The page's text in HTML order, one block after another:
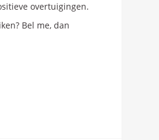
overtuigingen.
Bel me, dan